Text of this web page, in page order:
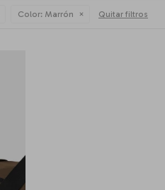
Color: Marrón Quitar filtros